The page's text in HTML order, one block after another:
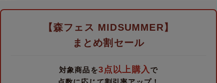
【森フェス MIDSUMMER】
まとめ割セール
対象商品を3点以上購入で